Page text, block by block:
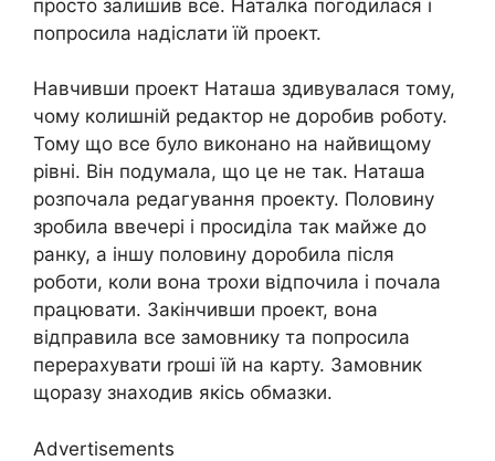
просто залишив все. Наталка погодилася і
попросила надіслати їй проект.
Навчивши проект Наташа здивувалася тому,
чому колишній редактор не доробив роботу.
Тому що все було виконано на найвищому
рівні. Він подумала, що це не так. Наташа
розпочала редагування проекту. Половину
зробила ввечері і просиділа так майже до
ранку, а іншу половину доробила після
роботи, коли вона трохи відпочила і почала
працювати. Закінчивши проект, вона
відправила все замовнику та попросила
перерахувати rроші їй на карту. Замовник
щоразу знаходив якісь обмазки.
Advertisements